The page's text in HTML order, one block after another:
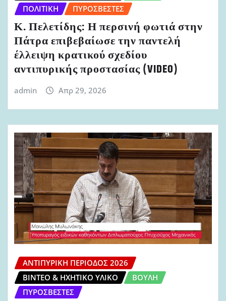
ΠΟΛΙΤΙΚΉ
ΠΥΡΟΣΒΈΣΤΕΣ
Κ. Πελετίδης: Η περσινή φωτιά στην
Πάτρα επιβεβαίωσε την παντελή
έλλειψη κρατικού σχεδίου
αντιπυρικής προστασίας (VIDEO)
admin Απρ 29, 2026
ΑΝΤΙΠΥΡΙΚΉ ΠΕΡΊΟΔΟΣ 2026
ΒΊΝΤΕΟ & ΗΧΗΤΙΚΌ ΥΛΙΚΌ
ΒΟΥΛΉ
ΠΥΡΟΣΒΈΣΤΕΣ